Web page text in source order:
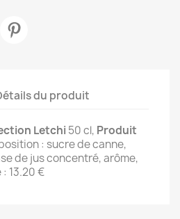
du produit
Letchi 50 cl, Produit
: sucre de canne,
de jus concentré, arôme,
13.20 €